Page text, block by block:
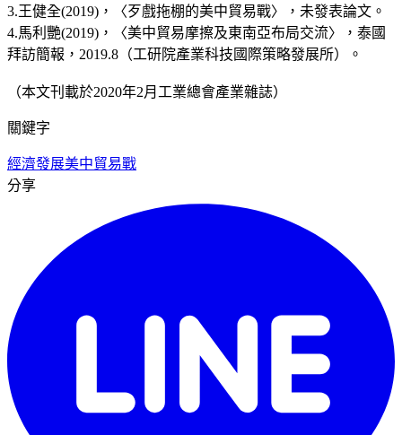
3.王健全(2019)，〈歹戲拖棚的美中貿易戰〉，未發表論文。
4.馬利艷(2019)，〈美中貿易摩擦及東南亞布局交流〉，泰國
拜訪簡報，2019.8（工研院產業科技國際策略發展所）。
（本文刊載於2020年2月工業總會產業雜誌）
關鍵字
經濟發展美中貿易戰
分享